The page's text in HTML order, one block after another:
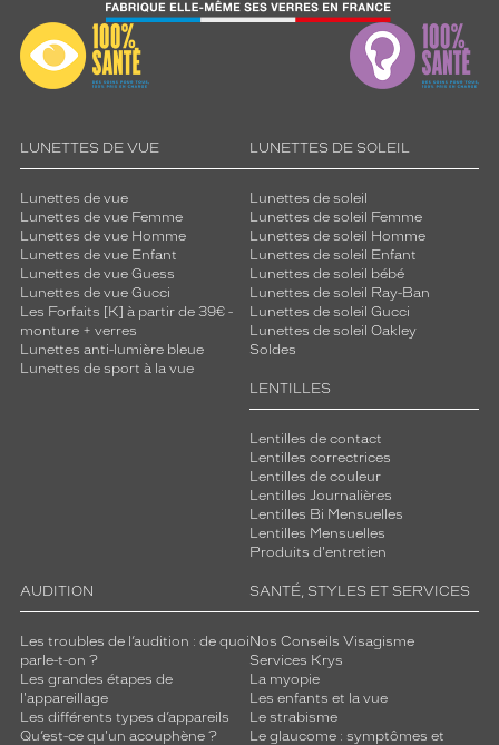
LUNETTES DE VUE
Lunettes de vue
Lunettes de vue Femme
Lunettes de vue Homme
Lunettes de vue Enfant
Lunettes de vue Guess
Lunettes de vue Gucci
Les Forfaits [K] à partir de 39€ -
monture + verres
Lunettes anti-lumière bleue
Lunettes de sport à la vue
LUNETTES DE SOLEIL
Lunettes de soleil
Lunettes de soleil Femme
Lunettes de soleil Homme
Lunettes de soleil Enfant
Lunettes de soleil bébé
Lunettes de soleil Ray-Ban
Lunettes de soleil Gucci
Lunettes de soleil Oakley
Soldes
LENTILLES
Lentilles de contact
Lentilles correctrices
Lentilles de couleur
Lentilles Journalières
Lentilles Bi Mensuelles
Lentilles Mensuelles
Produits d'entretien
AUDITION
Les troubles de l’audition : de quoi
parle-t-on ?
Les grandes étapes de
l'appareillage
Les différents types d’appareils
Qu’est-ce qu'un acouphène ?
SANTÉ, STYLES ET SERVICES
Nos Conseils Visagisme
Services Krys
La myopie
Les enfants et la vue
Le strabisme
Le glaucome : symptômes et